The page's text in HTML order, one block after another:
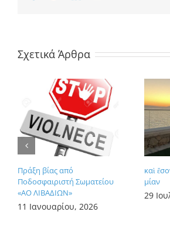
Σχετικά Άρθρα
Πράξη βίας από
Ποδοσφαιριστή Σωματείου
«ΑΟ ΛΙΒΑΔΙΩΝ»
11 Ιανουαρίου, 2026
καὶ
μίαν
29